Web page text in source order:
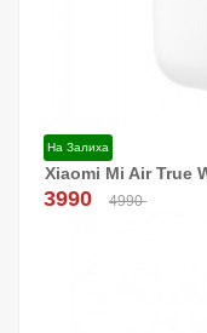
На Залиха
Xiaomi Mi Air True
3990 4990